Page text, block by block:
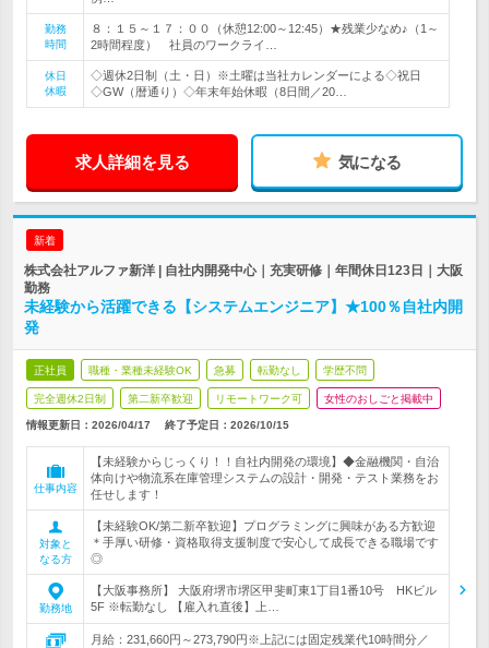
勤務
時間
８：１５～１７：００（休憩12:00～12:45）★残業少なめ♪（1～
2時間程度） 社員のワークライ…
休日
休暇
◇週休2日制（土・日）※土曜は当社カレンダーによる◇祝日
◇GW（暦通り）◇年末年始休暇（8日間／20…
求人詳細を見る 気になる
新着
株式会社アルファ新洋 | 自社内開発中心｜充実研修｜年間休日123日｜大阪
勤務
未経験から活躍できる【システムエンジニア】★100％自社内開
発
正社員 職種・業種未経験OK 急募 転勤なし 学歴不問
完全週休2日制 第二新卒歓迎 リモートワーク可 女性のおしごと掲載中
情報更新日：2026/04/17 終了予定日： 2026/10/15
仕事内容
【未経験からじっくり！！自社内開発の環境】◆金融機関・自治
体向けや物流系在庫管理システムの設計・開発・テスト業務をお
任せします！
対象と
なる方
【未経験OK/第二新卒歓迎】プログラミングに興味がある方歓迎
＊手厚い研修・資格取得支援制度で安心して成長できる職場です
◎
勤務地
【大阪事務所】 大阪府堺市堺区甲斐町東1丁目1番10号 HKビル
5F ※転勤なし 【雇入れ直後】上…
月給：231,660円～273,790円※上記には固定残業代10時間分／